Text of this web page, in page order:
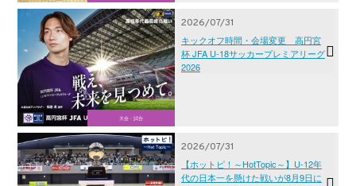
大会・試合
2026/07/31
キックオフ時間・会場変更 高円宮
杯 JFA U-18サッカープレミアリーグ
2026
2026/07/31
【ホットピ！～HotTopic～】U-12年
代の日本一を懸けた戦いが8月9日に